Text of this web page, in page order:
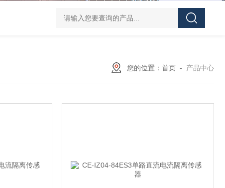
EJA438E-DHSCJ-910DA隔膜密封式压力变送器
您的位置： 首页 - 产品中心